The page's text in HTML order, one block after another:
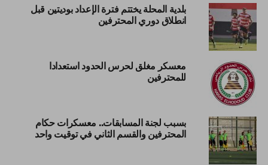
بلدية المحلة يختتم فترة الإعداد بوديتين قبل
انطلاق دوري المحترفين
معسكر مغلق لحرس الحدود استعدادا
للمحترفين
بسبب لجنة المسابقات.. معسكرات حكام
المحترفين والقسم الثاني في توقيت واحد